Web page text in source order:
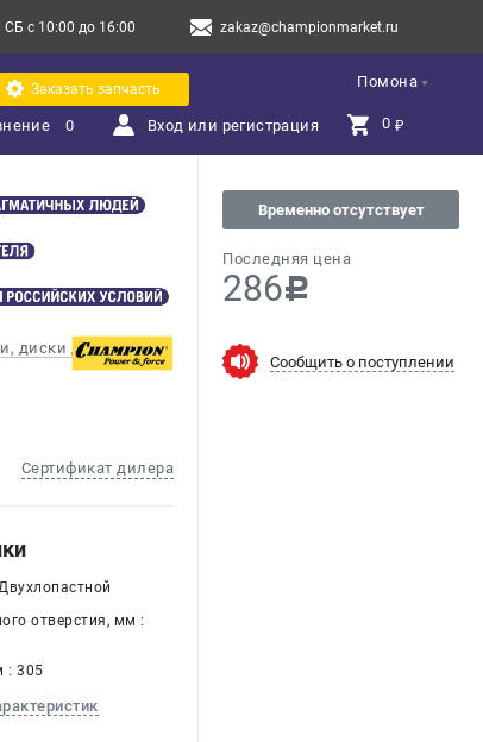
с 10:00 до 16:00 zakaz@championmarket.ru
Помона
Заказать запчасть
0 Вход или регистрация 0 ₽
диски для мотокос
Сертификат дилера
Временно отсутствует
Последняя цена
286c
Сообщить о поступлении
отверстия, мм :
: 305